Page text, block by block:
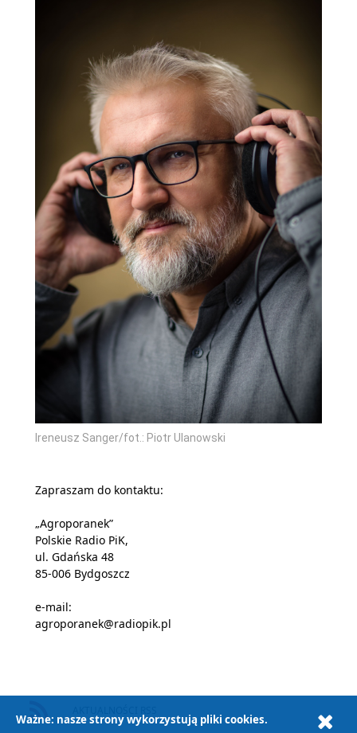
Ireneusz Sanger/fot.: Piotr Ulanowski
Zapraszam do kontaktu:
„Agroporanek”
Polskie Radio PiK,
ul. Gdańska 48
85-006 Bydgoszcz
e-mail:
agroporanek@radiopik.pl
Ważne: nasze strony wykorzystują pliki cookies.